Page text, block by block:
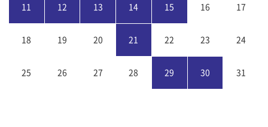
11 12 13 14 15 16 17
18 19 20 21 22 23 24
25 26 27 28 29 30 31